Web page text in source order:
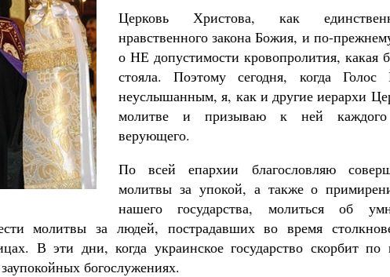
Церковь Христова, как
нравственного закона Божия, и по-
о НЕ допустимости кровопролития, какая
стояла. Поэтому сегодня, когда Голос
неуслышанным, я, как и другие иерархи
молитве и призываю к ней
верующего.
По всей епархии благословляю
молитвы за упокой, а также о
нашего государства, молиться об
молитвы за людей, пострадавших во время
В эти дни, когда украинское государство скорбит
богослужениях.